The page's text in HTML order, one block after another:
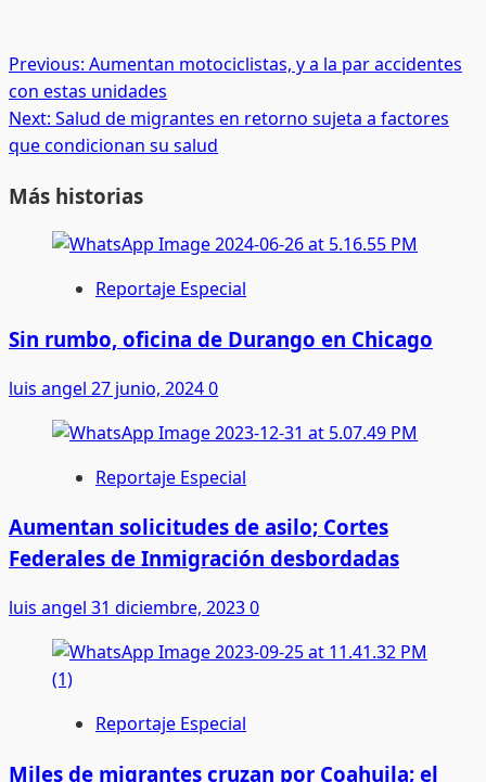
Post
navigation
Previous: Aumentan motociclistas, y a la par accidentes
con estas unidades
Next: Salud de migrantes en retorno sujeta a factores
que condicionan su salud
Más historias
Reportaje Especial
Sin rumbo, oficina de Durango en Chicago
luis angel 27 junio, 20240
Reportaje Especial
Aumentan solicitudes de asilo; Cortes
Federales de Inmigración desbordadas
luis angel 31 diciembre, 20230
Reportaje Especial
Miles de migrantes cruzan por Coahuila; el